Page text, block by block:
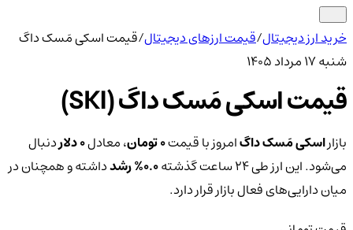
خرید ارز دیجیتال/قیمت ارزهای دیجیتال/قیمت اسکی مَسک داگ
شنبه ۱۷ مرداد ۱۴۰۵
قیمت اسکی مَسک داگ (SKI)
بازاراسکی مَسک داگامروز با قیمت0 تومان ، معادل0 دلار
دنبال
می‌شود. این ارز طی ۲۴ ساعت گذشته
0.0% رشدداشته و همچنان در
میان دارایی‌های فعال بازار قرار دارد.